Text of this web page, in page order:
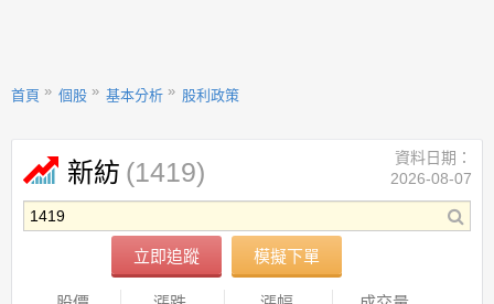
首頁 個股 基本分析 股利政策
新紡 (1419)
立即追蹤 模擬下單
資料日期：
2026-08-07